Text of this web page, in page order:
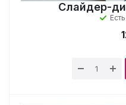
Слайдер-